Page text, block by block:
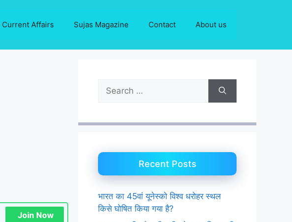
Current Affairs Sujas Magazine Contact About us
Join Now
Search
for:
Recent Posts
भारत का 45वां यूनेस्को विश्व धरोहर स्थल
किसे घोषित किया गया है?